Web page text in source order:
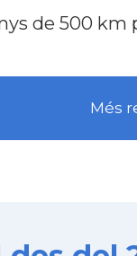
de 500 km
Més